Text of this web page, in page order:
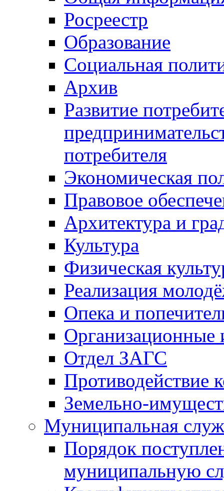
Росреестр
Образование
Социальная
Архив
Развитие
потребителя
Экономическая
Правовое
Архитектура и
Культура
Физическая
Реализация
Опека и
Отдел ЗАГС
Противодействие
Земельно-
Муниципальная
Порядок
муниципальную